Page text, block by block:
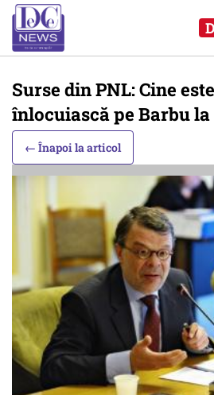
Surse din PNL: Cine
înlocuiască pe Barbu
← Înapoi la articol